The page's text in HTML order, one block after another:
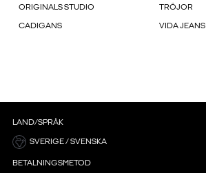
ORIGINALS STUDIO TRÖJOR
CADIGANS VIDA JEANS
LAND/SPRÅK
SVERIGE / SVENSKA
BETALNINGSMETOD